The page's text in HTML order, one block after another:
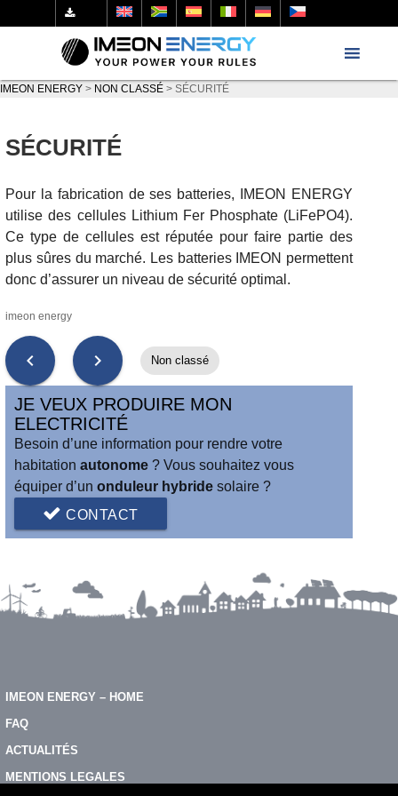
IMEON ENERGY > NON CLASSÉ > SÉCURITÉ
SÉCURITÉ
Pour la fabrication de ses batteries, IMEON ENERGY
utilise des cellules Lithium Fer Phosphate (LiFePO4).
Ce type de cellules est réputée pour faire partie des
plus sûres du marché. Les batteries IMEON permettent
donc d’assurer un niveau de sécurité optimal.
imeon energy
chevron_left chevron_right Non classé
JE VEUX PRODUIRE MON
ELECTRICITÉ
Besoin d’une information pour rendre votre
habitationautonome? Vous souhaitez vous
équiper d’unonduleur hybride solaire ?
CONTACT
IMEON ENERGY – HOME
FAQ
ACTUALITÉS
MENTIONS LEGALES